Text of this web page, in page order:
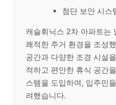
첨단 보안 시스
캐슬휘닉스 2차 아파트는
쾌적한 주거 환경을 조성
공간과 다양한 조경 시설
적하고 편안한 휴식 공간
스템을 도입하여, 입주민
려했습니다.